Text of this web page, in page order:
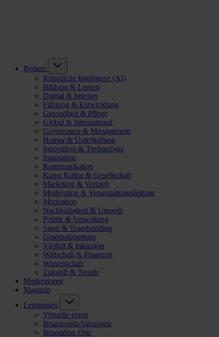
Redner
Künstliche Intelligenz (AI)
Bildung & Lernen
Digital & Internet
Führung & Entwicklung
Gesundheit & Pflege
Global & International
Governance & Management
Humor & Unterhaltung
Innovation & Technologie
Inspiration
Kommunikation
Kunst Kultur & Gesellschaft
Marketing & Vertrieb
Moderation & Veranstaltungsleitung
Motivation
Nachhaltigkeit & Umwelt
Politik & Verwaltung
Sport & Teambuilding
Unternehmertum
Vielfalt & Inklusion
Wirtschaft & Finanzen
Wissenschaft
Zukunft & Trends
Moderatoren
Magazin
Leistungen
Virtuelle event
Boardroom-Sitzungen
Besondere Orte